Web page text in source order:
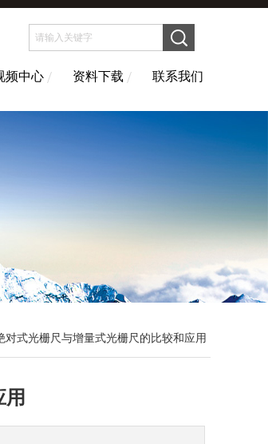
频中心 资料下载 联系我们
对式光栅尺与增量式光栅尺的比较和应用